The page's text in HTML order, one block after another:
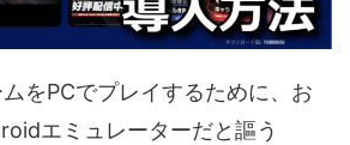
をPCでプレイするために、お
エミュレーターだと謳う